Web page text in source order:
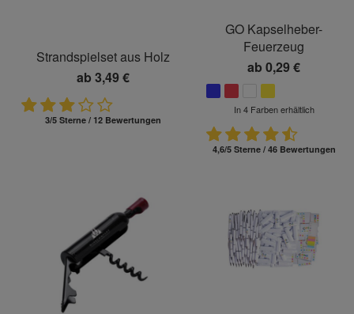
Strandspielset aus Holz
ab 3,49 €
3/5 Sterne / 12 Bewertungen
GO Kapselheber-
Feuerzeug
ab 0,29 €
In 4 Farben erhältlich
4,6/5 Sterne / 46 Bewertungen